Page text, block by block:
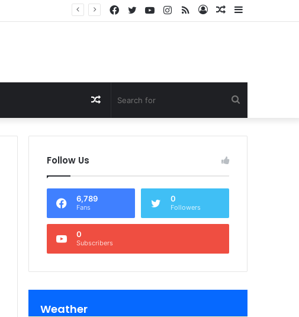
Random
Log
RSS
Instagram
YouTube
Twitter
Facebook
for
Random
Article
Follow Us
6,789
Fans
0
Followers
0
Subscribers
Weather